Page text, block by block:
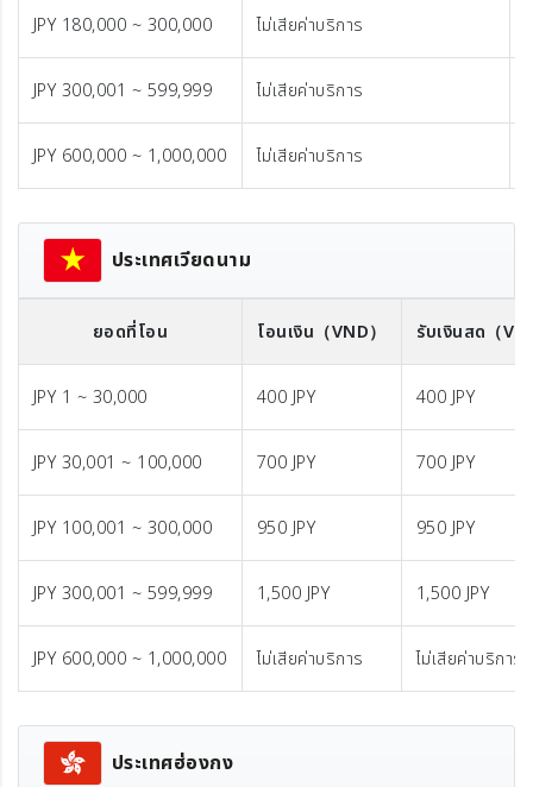
JPY 180,000 ~ 300,000 ไม่เสียค่าบริการ
JPY 300,001 ~ 599,999 ไม่เสียค่าบริการ
JPY 600,000 ~ 1,000,000 ไม่เสียค่าบริการ
ประเทศเวียดนาม
ยอดที่โอน โอนเงิน （VND） รับเงินสด （
JPY 1 ~ 30,000 400 JPY 400 JPY
JPY 30,001 ~ 100,000 700 JPY 700 JPY
JPY 100,001 ~ 300,000 950 JPY 950 JPY
JPY 300,001 ~ 599,999 1,500 JPY 1,500 JPY
JPY 600,000 ~ 1,000,000 ไม่เสียค่าบริการ ไม่เสียค่าบริการ
ประเทศฮ่องกง